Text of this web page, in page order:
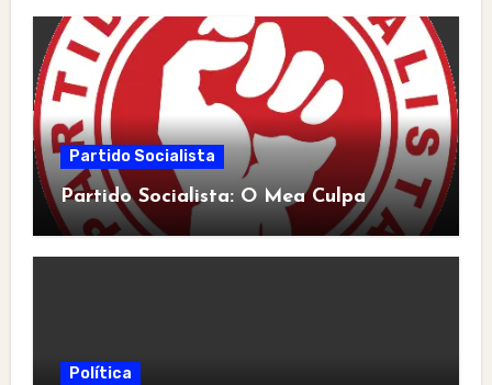
Partido Socialista
Partido Socialista: O Mea Culpa
Política